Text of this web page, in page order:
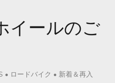
イールのご
• ロードバイク • 新着＆再入